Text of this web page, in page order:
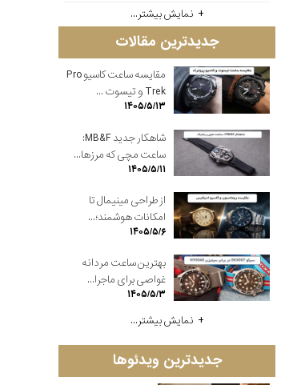
نمایش بیشتر...
جدیدترین مقالات
مقایسه ساعت کاسیو Pro
Trek و تیسوت ...
۱۴۰۵/۵/۱۳
شاهکار جدید MB&F:
ساعت مچی که مرزها...
۱۴۰۵/۵/۱۱
از طراحی مینیمال تا
امکانات هوشمند؛...
۱۴۰۵/۵/۶
بهترین ساعت مردانه
غواصی برای ماجرا...
۱۴۰۵/۵/۳
نمایش بیشتر...
جدیدترین ویدئوها